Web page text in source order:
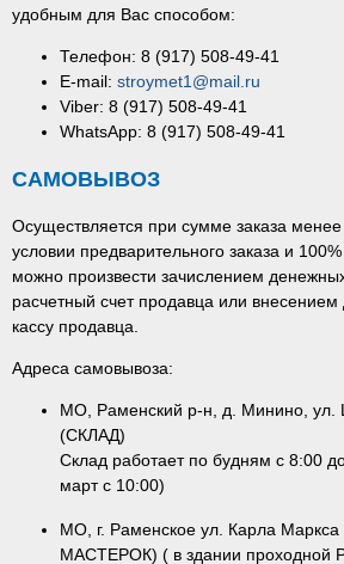
удобным для Вас способом:
Телефон: 8 (917) 508-49-41
E-mail: stroymet1@mail.ru
Viber: 8 (917) 508-49-41
WhatsApp: 8 (917) 508-49-41
САМОВЫВОЗ
Осуществляется при сумме заказа
условии предварительного заказа и
можно произвести зачислением
расчетный счет продавца или
кассу продавца.
Адреса самовывоза:
МО, Раменский р-н, д. Минино, ул.
(СКЛАД)
Склад работает по будням с 8:00
март с 10:00)
МО, г. Раменское ул. Карла Маркса
МАСТЕРОК) ( в здании проходной